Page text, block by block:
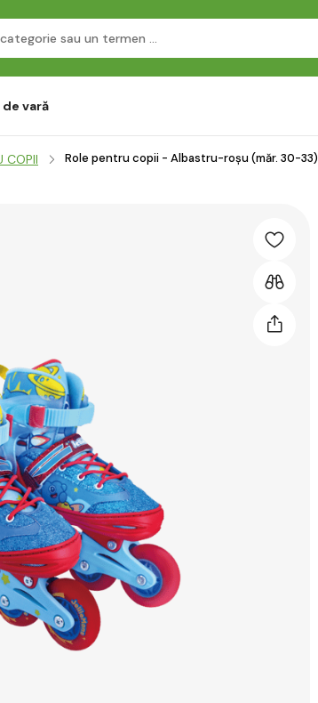
vară
COPII Role pentru copii - Albastru-roșu (măr. 30-33)